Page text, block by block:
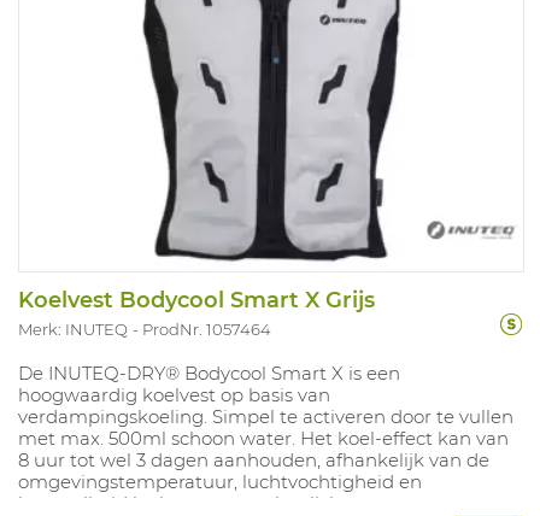
Koelvest Bodycool Smart X Grijs
Merk: INUTEQ ProdNr. 1057464
De INUTEQ-DRY® Bodycool Smart X is een
hoogwaardig koelvest op basis van
verdampingskoeling. Simpel te activeren door te vullen
met max. 500ml schoon water. Het koel-effect kan van
8 uur tot wel 3 dagen aanhouden, afhankelijk van de
omgevingstemperatuur, luchtvochtigheid en
hoeveelheid luchtstroom op het lichaam.